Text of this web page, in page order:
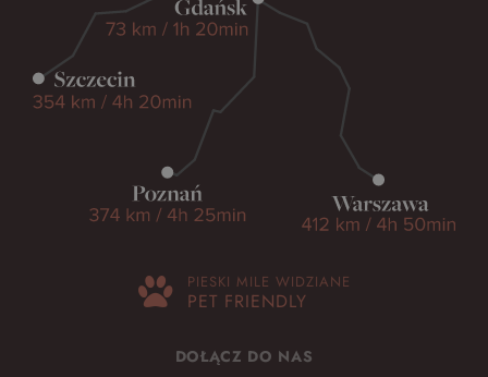
PIESKI MILE WIDZIANE
PET FRIENDLY
DOŁĄCZ DO NAS